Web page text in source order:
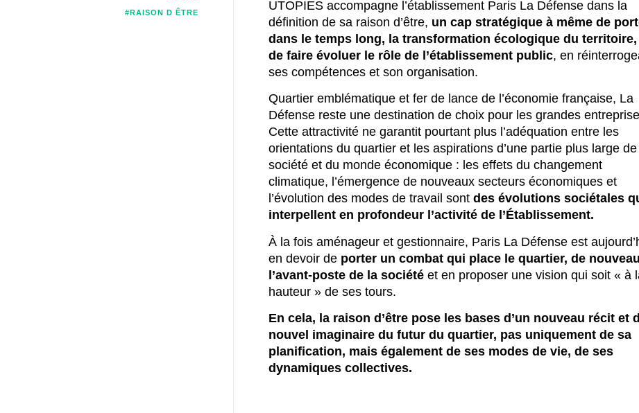
#RAISON D ÊTRE
UTOPIES accompagne l’établissement Paris La Défense dans la
définition de sa raison d’être, un cap stratégique à même de
dans le temps long, la transformation écologique du territoire,
de faire évoluer le rôle de l’établissement public, en
ses compétences et son organisation.
Quartier emblématique et fer de lance de l’économie française, La
Défense reste une destination de choix pour les grandes
Cette attractivité ne garantit pourtant plus l’adéquation entre les
orientations du quartier et les aspirations d’une partie plus large
société et du monde économique : les effets du changement
climatique, l’émergence de nouveaux secteurs économiques et
l’évolution des modes de travail sont des évolutions sociétales
interpellent en profondeur l’activité de l’Établissement.
À la fois aménageur et gestionnaire, Paris La Défense est
en devoir de porter un combat qui place le quartier, de
l’avant-poste de la société et en proposer une vision qui soit « à
hauteur » de ses tours.
En cela, la raison d’être pose les bases d’un nouveau récit et
nouvel imaginaire du futur du quartier, pas uniquement de sa
planification, mais également de ses modes de vie, de ses
dynamiques collectives.